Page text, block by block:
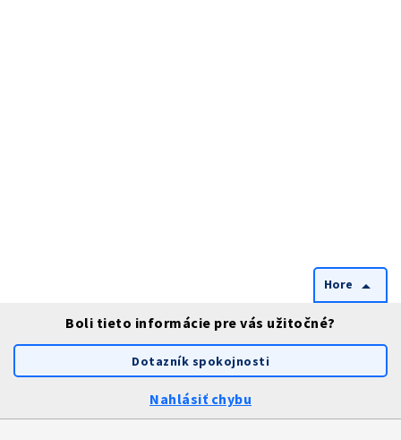
Hore arrow_drop_up
Boli tieto informácie pre vás užitočné?
Dotazník spokojnosti
Nahlásiť chybu